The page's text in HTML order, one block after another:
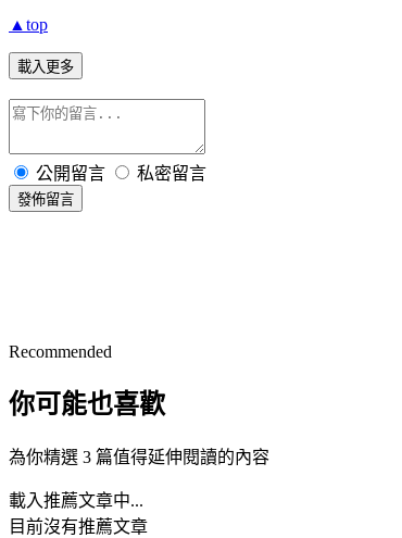
▲top
載入更多
公開留言 私密留言
發佈留言
Recommended
你可能也喜歡
為你精選 3 篇值得延伸閱讀的內容
載入推薦文章中...
目前沒有推薦文章